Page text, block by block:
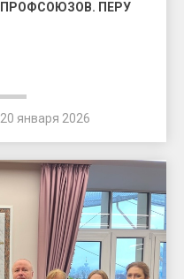
ПРОФСОЮЗОВ. ПЕРУ
20 января 2026